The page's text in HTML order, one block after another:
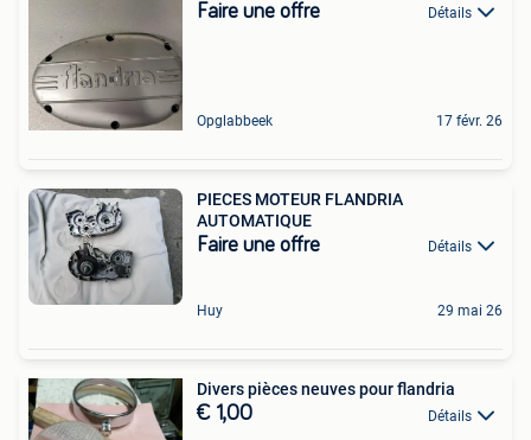
Faire une offre Détails
Opglabbeek 17 févr. 26
PIECES MOTEUR FLANDRIA
AUTOMATIQUE
Faire une offre Détails
Huy 29 mai 26
Divers pièces neuves pour flandria
€ 1,00 Détails